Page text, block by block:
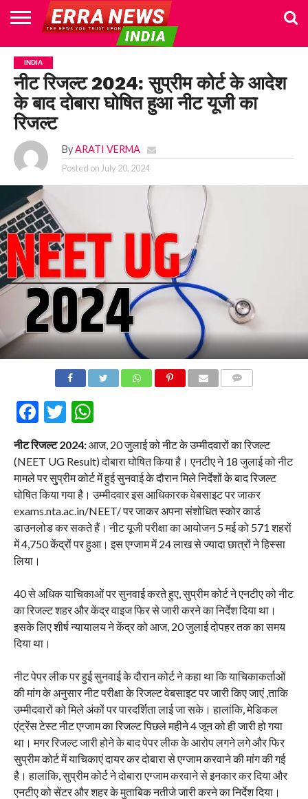
HOME
POLITICS
NEWS
BUSINESS
CULTURE
NATIONAL
SPORTS
LIFESTYLE
TRAVEL
OPINION
BREAKING
NEWS
ENTERTAINMENT
WORLD
CRIME
JOIN
US
INDIA
नीट रिजल्ट 2024: सुप्रीम कोर्ट के आदेश
के बाद दोबारा घोषित हुआ नीट यूजी का
रिजल्ट
By ARATI VERMA
Posted on July 20, 2024
Facebook
Twitter
WhatsApp
नीट रिजल्ट 2024:आज, 20 जुलाई को नीट के उम्मीदवारों का रिजल्ट
(NEET UG Result) दोबारा घोषित किया है। एनटीए ने 18 जुलाई को नीट
मामले पर सु्प्रीम कोर्ट में हुई सुनवाई के दौरान मिले निर्देशों के बाद रिजल्ट
घोषित किया गया है। उम्मीदवार इस आधिकारक वेबसाइट पर जाकर
exams.nta.ac.in/NEET/ पर जाकर अपना संशोधित स्कोर कार्ड
डाउनलोड कर सकते हैं। नीट यूजी परीक्षा का आयोजन 5 मई को 571 शहरों
में 4,750 केंद्रों पर हुआ। इस एग्जाम में 24 लाख से ज्यादा छात्रों ने हिस्सा
लिया।
40 से अधिक याचिकाओं पर सुनवाई करते हुए, सुप्रीम कोर्ट ने एनटीए को नीट
का रिजल्ट शहर और केंद्र वाइज फिर से जारी करने का निर्देश दिया था।
इसके लिए शीर्ष न्यायालय ने केंद्र को आज, 20 जुलाई दोपहर तक का समय
दिया था।
नीट पेपर लीक पर हुई सुनवाई के दौरान कोर्ट ने कहा था कि याचिकाकर्ताओं
की मांग के अनुसार नीट परीक्षा के रिजल्ट वेबसाइट पर जारी किए जाएं ,ताकि
उम्मीदवारों को मिले अंकों पर पारदर्शिता लाई जा सके। हालांकि, मेडिकल
एंट्रेंस टेस्ट नीट एग्जाम का रिजल्ट पिछले महीने 4 जून को ही जारी हो गया
था। मगर रिजल्ट जारी होने के बाद पेपर लीक के आरोप लगने लगे और फिर
सुप्रीम कोर्ट में याचिकाएं दायर कर दोबारा से एग्जाम करवाने की मांग की गई
है। हालांकि, सुप्रीम कोर्ट ने दोबारा एग्जाम करवाने से इनकार कर दिया और
एनटीए को सेंटर और शहर के मुताबिक नतीजे जारी करने का निर्देश दिया।